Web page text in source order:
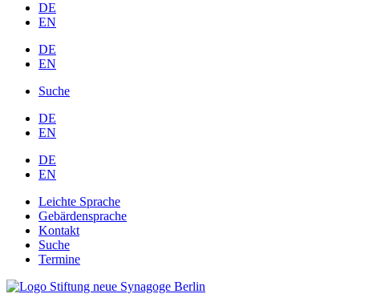
DE
EN
DE
EN
Suche
DE
EN
DE
EN
Leichte Sprache
Gebärdensprache
Kontakt
Suche
Termine